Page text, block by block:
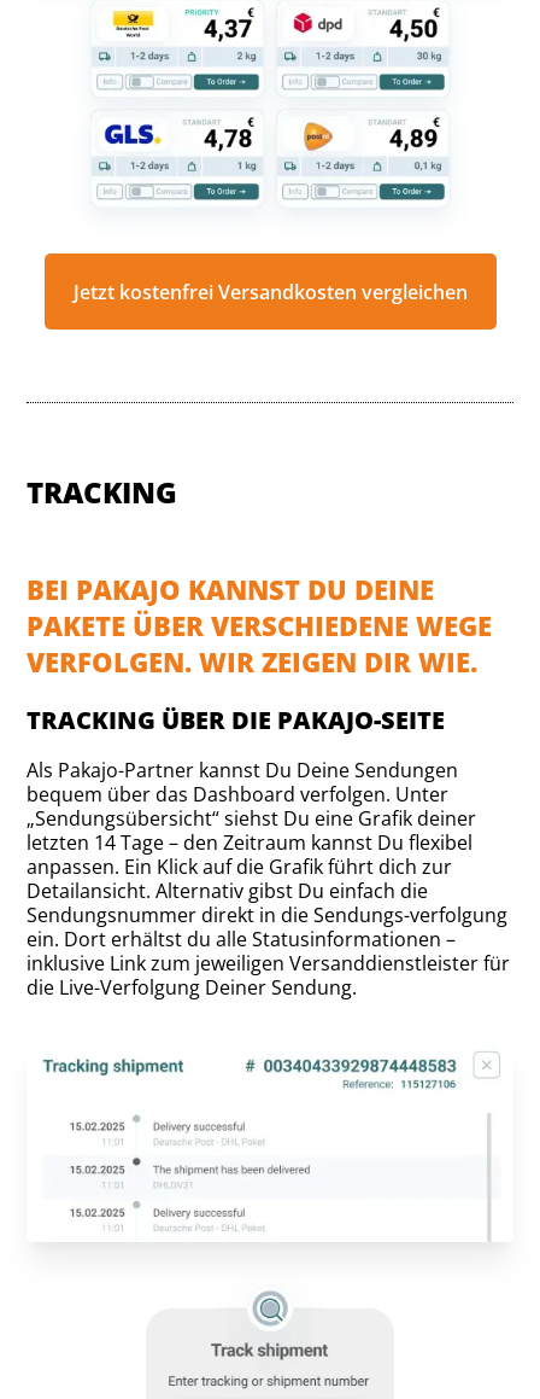
Jetzt kostenfrei Versandkosten vergleichen
TRACKING
BEI PAKAJO KANNST DU DEINE
PAKETE ÜBER VERSCHIEDENE WEGE
VERFOLGEN. WIR ZEIGEN DIR WIE.
TRACKING ÜBER DIE PAKAJO-SEITE
Als Pakajo-Partner kannst Du Deine Sendungen
bequem über das Dashboard verfolgen. Unter
„Sendungsübersicht“ siehst Du eine Grafik deiner
letzten 14 Tage – den Zeitraum kannst Du flexibel
anpassen. Ein Klick auf die Grafik führt dich zur
Detailansicht. Alternativ gibst Du einfach die
Sendungsnummer direkt in die Sendungs-verfolgung
ein. Dort erhältst du alle Statusinformationen –
inklusive Link zum jeweiligen Versanddienstleister für
die Live-Verfolgung Deiner Sendung.